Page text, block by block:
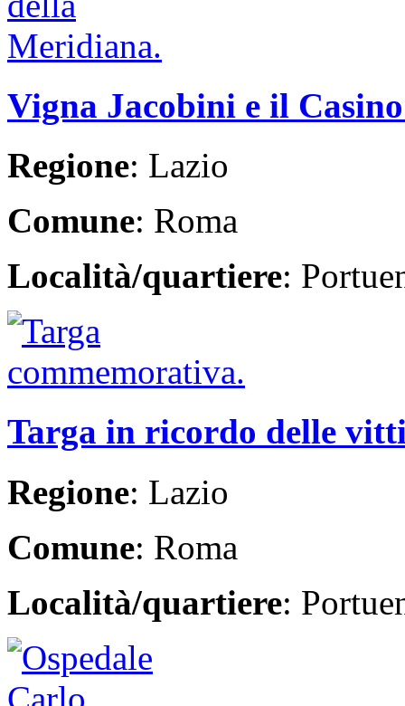
Vigna Jacobini e il
Regione: Lazio
Comune: Roma
Località/quartiere:
Targa in ricordo delle
Regione: Lazio
Comune: Roma
Località/quartiere: